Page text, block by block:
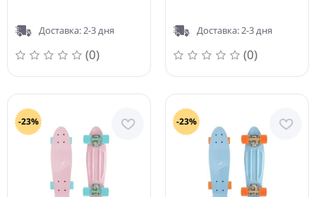
Доставка: 2-3 дня
(0)
Доставка: 2-3 дня
(0)
-23% -23%